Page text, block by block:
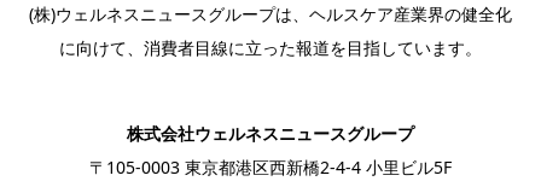
(株)ウェルネスニュースグループは、ヘルスケア産業界の健全化
に向けて、消費者目線に立った報道を目指しています。
株式会社ウェルネスニュースグループ
〒105-0003 東京都港区西新橋2-4-4 小里ビル5F